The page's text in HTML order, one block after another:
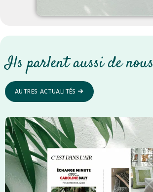
Ils parlent aussi de nous
AUTRES ACTUALITÉS